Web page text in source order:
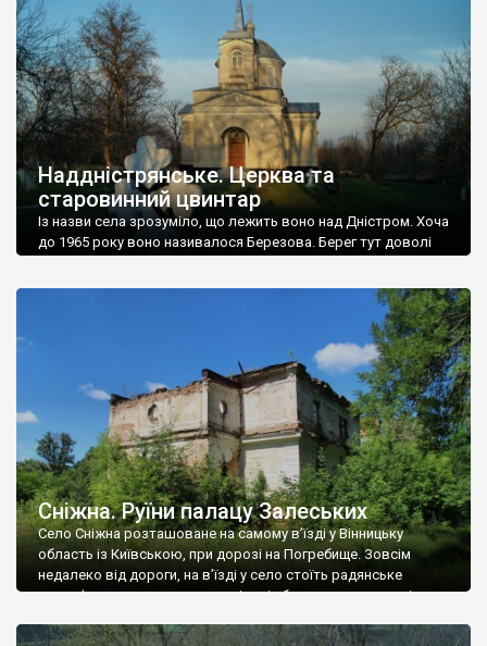
мовою. За всіма традиційними ознаками – цвинтар
український. Хрести датуються 19 століттям. У 1924-1940
роках Болган […]
Наддністрянське. Церква та
старовинний цвинтар
Із назви села зрозуміло, що лежить воно над Дністром. Хоча
до 1965 року воно називалося Березова. Берег тут доволі
Наддністрянське відрізняється від більшості навколишніх
сіл. У селі є мурована Михайлівська церква. Точної дати […]
Сніжна. Руїни палацу Залеських
Село Сніжна розташоване на самому в’їзді у Вінницьку
область із Київською, при дорозі на Погребище. Зовсім
недалеко від дороги, на в’їзді у село стоїть радянське
рельєфне пано, яке показує жінку і яблуню, а трохи далі, десь
не видно, але видно дві стареньких колії у траві – […]